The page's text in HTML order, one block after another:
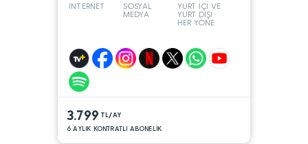
INTERNET
SOSYAL
MEDYA
YURT İÇİ VE
YURT DIŞI
HER YÖNE
3.799 TL/AY
6 AYLIK KONTRATLI ABONELİK